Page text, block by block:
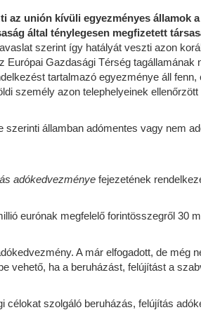
az unión kívüli egyezményes államok
által ténylegesen megfizetett
szerint így hatályát veszti azon
Gazdasági Térség tagállamának
tartalmazó egyezménye áll
személy azon telephelyeinek
államban adómentes vagy nem
adókedvezménye fejezetének
eurónak megfelelő forintösszegről 30
A már elfogadott, de még
vehető, ha a beruházást, felújítást a
célokat szolgáló beruházás, felújítás